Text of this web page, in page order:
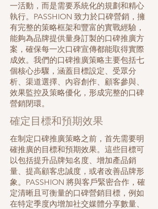
一活動，而是需要系統化的規劃和精心
執行。PASSHION 致力於口碑營銷，擁
有完整的策略框架和豐富的實戰經驗，
能夠為品牌提供量身訂製的口碑推廣方
案，確保每一次口碑宣傳都能取得實際
成效。我們的口碑推廣策略主要包括七
個核心步驟，涵蓋目標設定、受眾分
析、渠道選擇、內容創作、顧客參與、
效果監控及策略優化，形成完整的口碑
營銷閉環。
確定目標和預期效果
在制定口碑推廣策略之前，首先需要明
確推廣的目標和預期效果。這些目標可
以包括提升品牌知名度、增加產品銷
量、提高顧客忠誠度，或者改善品牌形
象。PASSHION 將與客戶緊密合作，確
定清晰且可衡量的口碑營銷目標，例如
在特定季度內增加社交媒體分享數量、